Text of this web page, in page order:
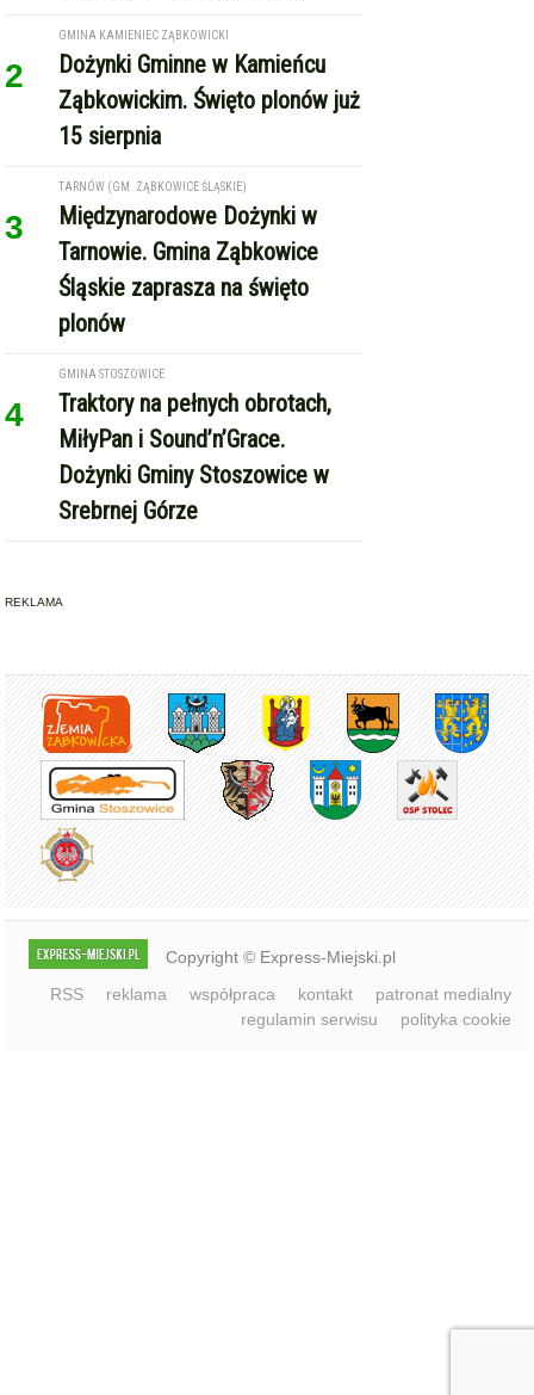
2
GMINA KAMIENIEC ZĄBKOWICKI
Dożynki Gminne w Kamieńcu
Ząbkowickim. Święto plonów już
15 sierpnia
3
TARNÓW (GM. ZĄBKOWICE ŚLĄSKIE)
Międzynarodowe Dożynki w
Tarnowie. Gmina Ząbkowice
Śląskie zaprasza na święto
plonów
4
GMINA STOSZOWICE
Traktory na pełnych obrotach,
MiłyPan i Sound’n’Grace.
Dożynki Gminy Stoszowice w
Srebrnej Górze
REKLAMA
Copyright © Express-Miejski.pl
RSS
reklama współpraca kontakt
patronat medialny
regulamin serwisu
polityka cookie